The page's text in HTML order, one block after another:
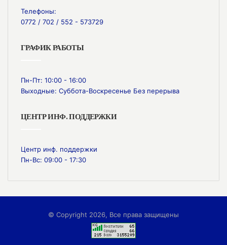
Телефоны:
0772 / 702 / 552 - 573729
ГРАФИК РАБОТЫ
Пн-Пт: 10:00 - 16:00
Выходные: Суббота-Воскресенье Без перерыва
ЦЕНТР ИНФ. ПОДДЕРЖКИ
Центр инф. поддержки
Пн-Вс: 09:00 - 17:30
© Copyright 2026, Все права защищены